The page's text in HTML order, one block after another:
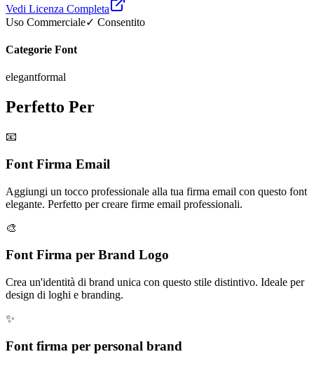
Vedi Licenza Completa
Uso Commerciale✓ Consentito
Categorie Font
elegantformal
Perfetto Per
📧
Font Firma Email
Aggiungi un tocco professionale alla tua firma email con questo font
elegante. Perfetto per creare firme email professionali.
🎨
Font Firma per Brand Logo
Crea un'identità di brand unica con questo stile distintivo. Ideale per
design di loghi e branding.
✨
Font firma per personal brand